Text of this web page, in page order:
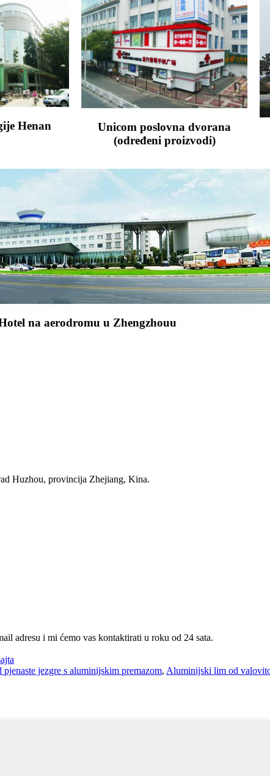
Henan
Unicom poslovna dvorana
(određeni proizvodi)
na aerodromu u Zhengzhouu
Huzhou, provincija Zhejiang, Kina.
adresu i mi ćemo vas kontaktirati u roku od 24 sata.
pjenaste jezgre s aluminijskim premazom, Aluminijski lim od